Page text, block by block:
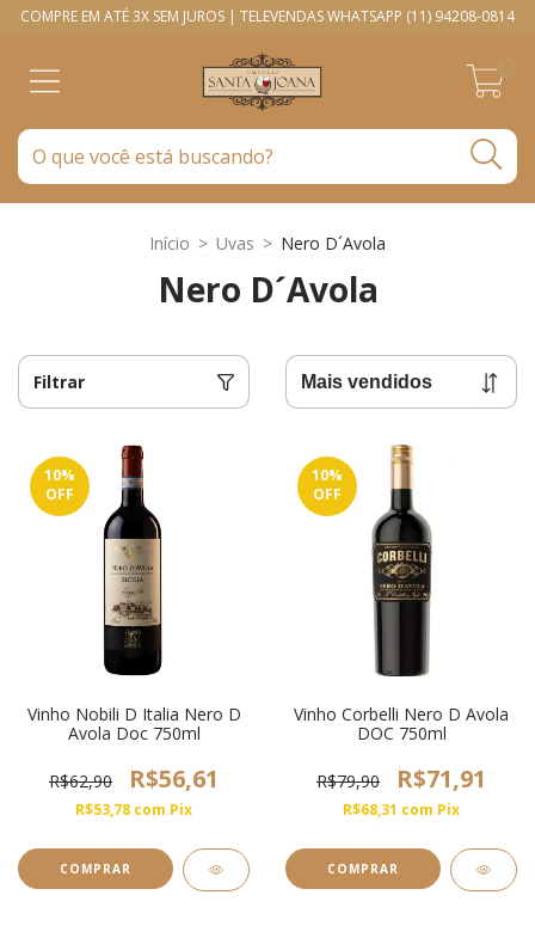
COMPRE EM ATÉ 3X SEM JUROS | TELEVENDAS WHATSAPP (11) 94208-0814
Início > Uvas > Nero D´Avola
Nero D´Avola
Filtrar
10%
OFF
Vinho Nobili D Italia Nero D
Avola Doc 750ml
R$62,90 R$56,61
R$53,78 com Pix
10%
OFF
Vinho Corbelli Nero D Avola
DOC 750ml
R$79,90 R$71,91
R$68,31 com Pix